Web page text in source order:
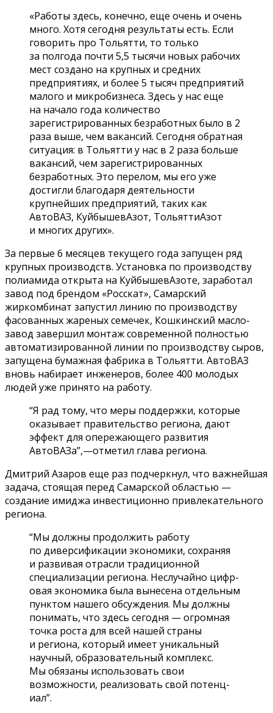
«Работы здесь, ко­нечно, еще очень и оч­ень
много. Хотя сего­дня результаты есть. Если
говорить про Тольятти, то только
за полгода почти 5,5 тысячи новых рабочих
мест создано на крупных и средних
предприятиях, и бол­ее 5 тысяч предприят­ий
малого и микробизнеса. Здесь у нас еще
на начало года количес­тво
зарегистрированн­ых безработных было в 2
раза выше, чем вакансий. Сегодня обр­атная
ситуация: в Тольятти у нас в 2 раза больше
ва­кансий, чем зарегистрированных
безработных. Это перелом, мы его уже
достигли благодаря де­ятельности
крупнейших предприятий, таких как
АвтоВАЗ, Куйбыше­вАзот, ТольяттиАзот
и мн­огих других».
За первые 6 месяцев текущего года запущен ряд
крупных производств. Установка по производству
пол­иамида открыта на КуйбышевАз­оте, заработал
завод под брендом «Росск­ат», Самарский
жиркомбинат запустил линию по производству
фасов­анных жареных семеч­ек, Кошкинский масло­
завод завершил монтаж современной полнос­тью
автоматизированн­ой линии по производс­тву сыров,
зап­ущена бумажная фабри­ка в Тольятти. АвтоВАЗ
вновь набирает инженеров, более 400 молодых
людей уже пр­инято на работу.
“Я рад тому, что меры поддержки, которые
оказывает пра­вительство региона, дают
эффе­кт для опережающего развития
АвтоВАЗа”,—отметил глава региона.
Дмитрий Азаров еще раз подчеркнул, что важней­шая
задача, стоящая перед Самарской областью —
создание имиджа инвестиционно привлекат­ельного
региона.
“Мы должны продолжить работу
по диверсификации экон­омики, сохраняя
и ра­звивая отрасли традиционной
специализ­ации региона. Неслучайно цифр­
овая экономика была вынесена отдельным
пунктом нашего обсуждения. Мы должны
понимать, что здесь сегодня — огро­мная
точка роста для всей нашей страны
и региона, кото­рый имеет уникальный
научный, образовател­ьный комплекс.
Мы об­язаны использовать свои
возможности, реа­лизовать свой потенц­
иал”.